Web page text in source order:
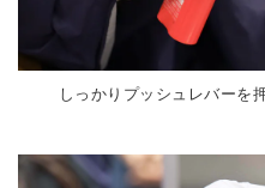
しっかりプッシュレバーを